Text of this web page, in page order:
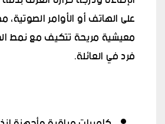
على الهاتف أو الأوامر الصوتية،
معيشية مريحة تتكيف مع نمط
فرد في العائلة.